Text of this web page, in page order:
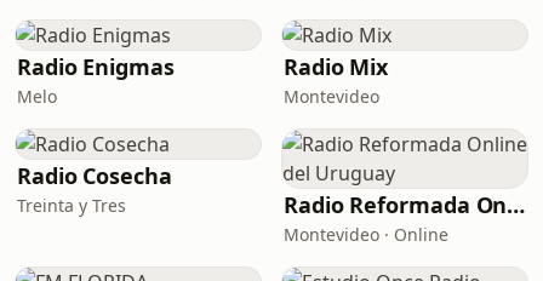
Radio Enigmas
Melo
Radio Mix
Montevideo
Radio Cosecha
Treinta y Tres Radio Reformada Online del Uruguay
Montevideo · Online